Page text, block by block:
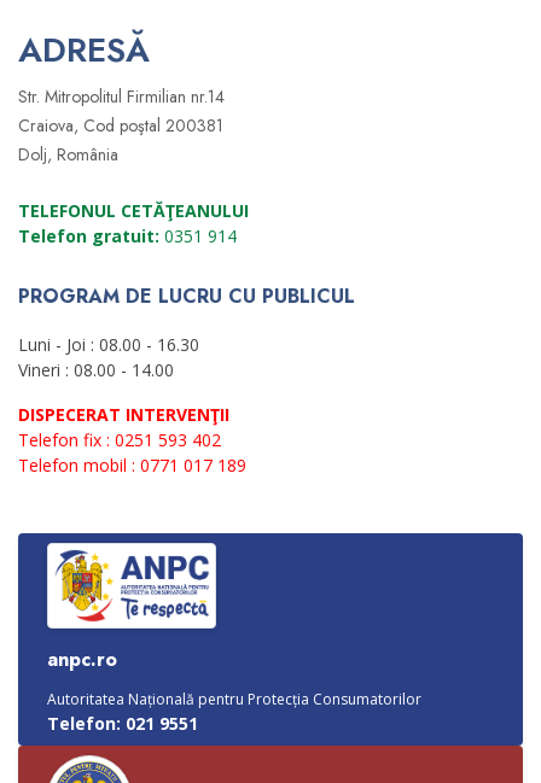
ADRESĂ
Str. Mitropolitul Firmilian nr.14
Craiova, Cod poştal 200381
Dolj, România
TELEFONUL CETĂŢEANULUI
Telefon gratuit: 0351 914
PROGRAM DE LUCRU CU PUBLICUL
Luni - Joi : 08.00 - 16.30
Vineri : 08.00 - 14.00
DISPECERAT INTERVENŢII
Telefon fix : 0251 593 402
Telefon mobil : 0771 017 189
anpc.ro
Autoritatea Națională pentru Protecția Consumatorilor
Telefon: 021 9551